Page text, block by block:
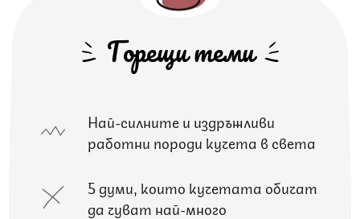
Горещи теми
Най-силните и издръжливи
работни породи кучета в света
5 думи, които кучетата обичат
да чуват най-много